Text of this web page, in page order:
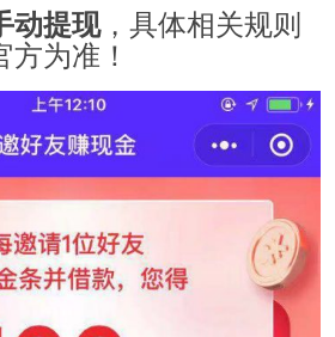
动提现，具体相关规则
为准！